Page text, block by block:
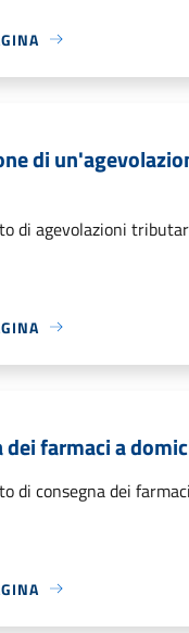
di
di agevolazioni
dei farmaci a
di consegna dei